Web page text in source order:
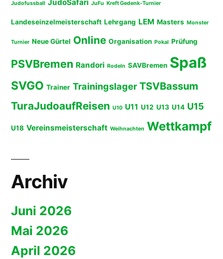
Judofussball JudoSafari JuFu Kreft Gedenk-Turnier
Landeseinzelmeisterschaft Lehrgang LEM Masters Monster
Turnier Neue Gürtel Online Organisation Pokal Prüfung
PSVBremen Randori Rodeln SAVBremen Spaß
SVGO Trainer Trainingslager TSVBassum
TuraJudoaufReisen U10 U11 U12 U13 U14 U15
U18 Vereinsmeisterschaft Weihnachten Wettkampf
Archiv
Juni 2026
Mai 2026
April 2026